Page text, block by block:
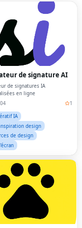
de signature AI
de signatures IA
en ligne
1
IA
design
de design